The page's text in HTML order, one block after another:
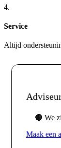
4.
Service
Altijd
🔴 We
Maak een